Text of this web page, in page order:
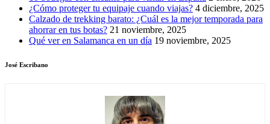
¿Cómo proteger tu equipaje cuando viajas? 4 diciembre, 2025
Calzado de trekking barato: ¿Cuál es la mejor temporada para
ahorrar en tus botas? 21 noviembre, 2025
Qué ver en Salamanca en un día 19 noviembre, 2025
José Escribano